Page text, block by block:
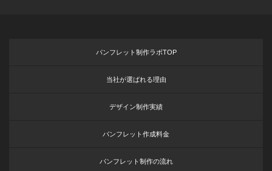
パンフレット制作ラボTOP
当社が選ばれる理由
デザイン制作実績
パンフレット作成料金
パンフレット制作の流れ